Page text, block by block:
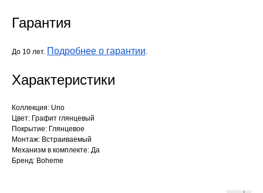
Гарантия
До 10 лет. Подробнее о гарантии.
Характеристики
Коллекция: Uno
Цвет: Графит глянцевый
Покрытие: Глянцевое
Монтаж: Встраиваемый
Механизм в комплекте: Да
Бренд: Boheme